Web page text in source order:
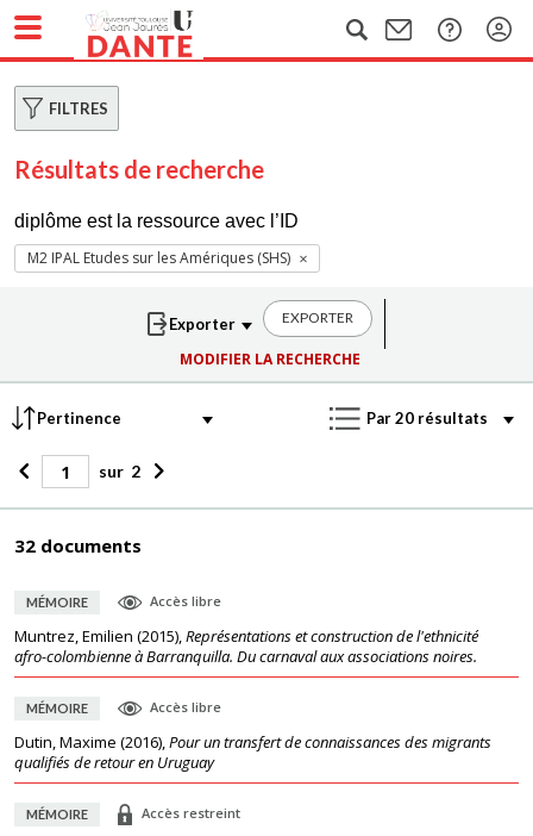
FILTRES
Résultats de recherche
diplôme est la ressource avec l’ID
M2 IPAL Etudes sur les Amériques (SHS)
EXPORTER
MODIFIER LA RECHERCHE
sur 2
32 documents
MÉMOIRE Accès libre
Muntrez, Emilien (2015),Représentations et construction de l'ethnicité
afro-colombienne à Barranquilla. Du carnaval aux associations noires.
MÉMOIRE Accès libre
Dutin, Maxime (2016),Pour un transfert de connaissances des migrants
qualifiés de retour en Uruguay
MÉMOIRE Accès restreint